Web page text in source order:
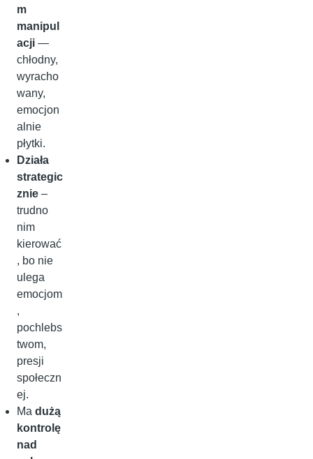
m
manipul
acji —
chłodny,
wyracho
wany,
emocjon
alnie
płytki.
Działa
strategic
znie –
trudno
nim
kierować
, bo nie
ulega
emocjom
,
pochlebs
twom,
presji
społeczn
ej.
Ma dużą
kontrolę
nad